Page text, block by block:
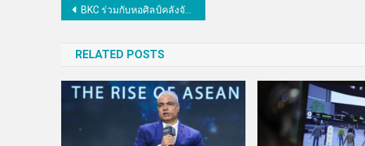
แนะแนว
BKC ร่วมกับหอศิลป์คลังจัตุรัส เปิดโครงการ “พลังศิลป์เปลี่ยนผ่านพลังงาน”
RELATED POSTS